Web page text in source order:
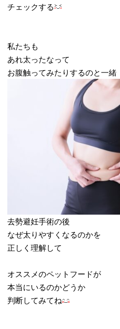
チェックする
私たちも
あれ太ったなって
お腹触ってみたりするのと一緒
去勢避妊手術の後
なぜ太りやすくなるのかを
正しく理解して
オススメのペットフードが
本当にいるのかどうか
判断してみてね